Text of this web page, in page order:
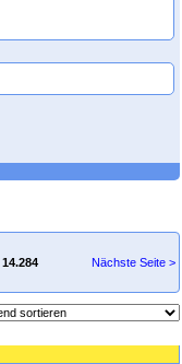
14.284
Nächste Seite >